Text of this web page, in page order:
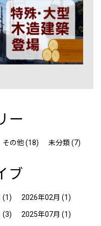
ー
その他 (18) 未分類 (7)
ブ
(1) 2026年02月 (1)
(3) 2025年07月 (1)